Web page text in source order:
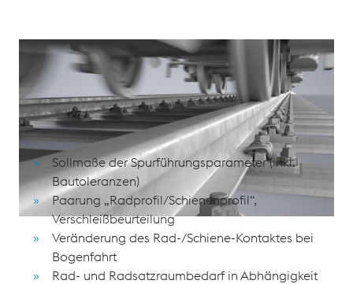
BEISPIELE SCHULUNGINHALTE
Wechselwirkung Rad/Schiene (Grundlagen der
Spurführung):
Sollmaße der Spurführungsparameter (inkl.
Bautoleranzen)
Paarung „Radprofil/Schienenprofil“,
Verschleißbeurteilung
Veränderung des Rad-/Schiene-Kontaktes bei
Bogenfahrt
Rad- und Radsatzraumbedarf in Abhängigkeit